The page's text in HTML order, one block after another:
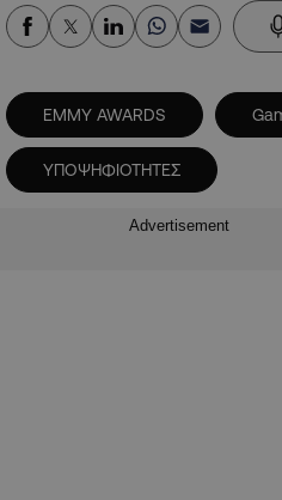
EMMY AWARDS
ΥΠΟΨΗΦΙΟΤΗΤΕΣ
Advertisement